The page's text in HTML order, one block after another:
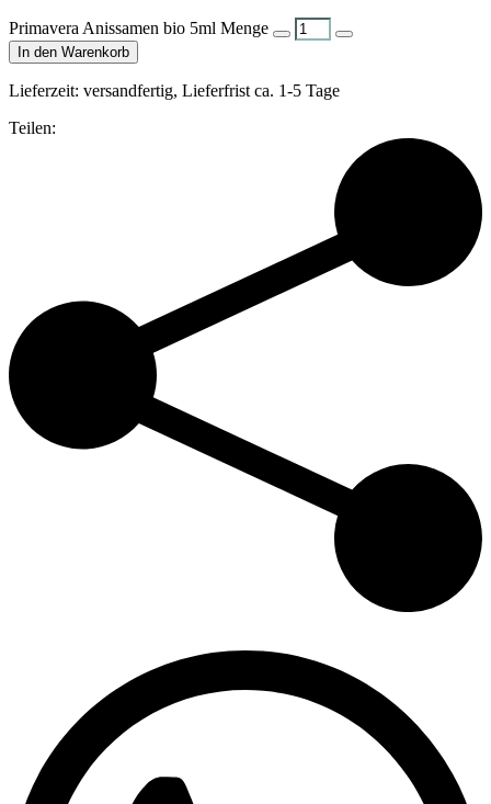
Primavera Anissamen bio 5ml Menge
In den Warenkorb
Lieferzeit: versandfertig, Lieferfrist ca. 1-5 Tage
Teilen: